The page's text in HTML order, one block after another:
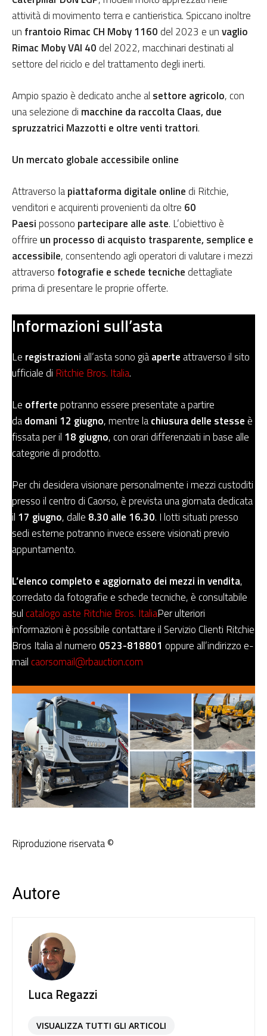
attività di movimento terra e cantieristica. Spiccano inoltre
un frantoio Rimac CH Moby 1160 del 2023 e unvaglio
Rimac Moby VAI 40 del 2022, macchinari destinati al
settore del riciclo e del trattamento degli inerti.
Ampio spazio è dedicato anche al settore agricolo, con
una selezione di macchine da raccolta Claas, due
spruzzatrici Mazzotti e oltre venti trattori.
Un mercato globale accessibile online
Attraverso lapiattaforma digitale online di Ritchie,
venditori e acquirenti provenienti da oltre 60
Paesipossono partecipare alle aste. L’obiettivo è
offrire un processo di acquisto trasparente, semplice e
accessibile, consentendo agli operatori di valutare i mezzi
attraverso fotografie e schede tecniche dettagliate
prima di presentare le proprie offerte.
Informazioni sull’asta
Le registrazioni all’asta sono giàaperte attraverso il sito
ufficiale di Ritchie Bros. Italia.
Le offertepotranno essere presentate a partire
dadomani 12 giugno, mentre lachiusura delle stesseè
fissata per il 18 giugno, con orari differenziati in base alle
categorie di prodotto.
Per chi desidera visionare personalmente i mezzi custoditi
presso il centro di Caorso, è prevista una giornata dedicata
il 17 giugno, dalle 8.30 alle 16.30. I lotti situati presso
sedi esterne potranno invece essere visionati previo
appuntamento.
L’elenco completo e aggiornato dei mezzi in vendita,
corredato da fotografie e schede tecniche, è consultabile
sul catalogo aste Ritchie Bros. ItaliaPer ulteriori
informazioni è possibile contattare il Servizio Clienti Ritchie
Bros Italia al numero 0523-818801 oppure all’indirizzo e-
mail caorsomail@rbauction.com
Riproduzione riservata ©
Autore
Luca Regazzi
VISUALIZZA TUTTI GLI ARTICOLI